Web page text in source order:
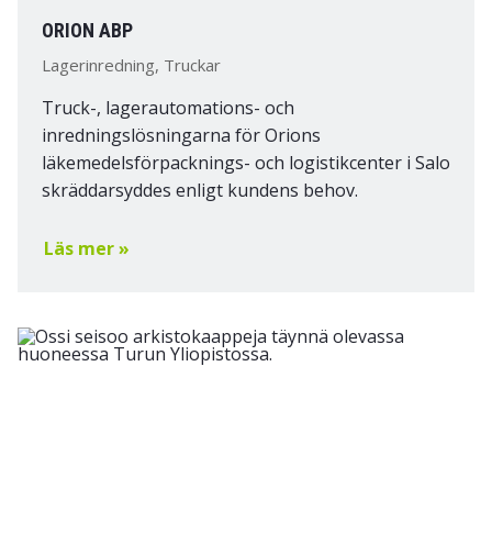
ORION ABP
Lagerinredning, Truckar
Truck-, lagerautomations- och
inredningslösningarna för Orions
läkemedelsförpacknings- och logistikcenter i Salo
skräddarsyddes enligt kundens behov.
Läs mer »